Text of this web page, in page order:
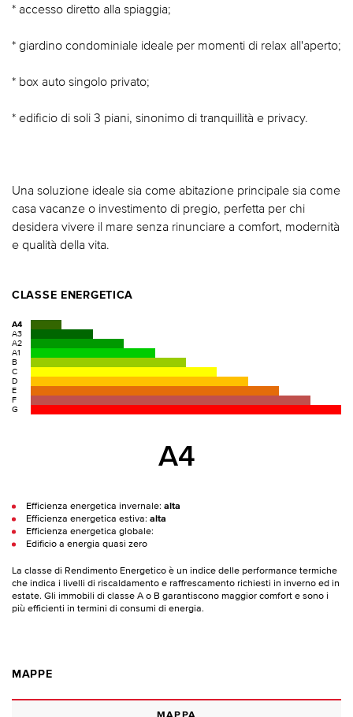
* accesso diretto alla spiaggia;
* giardino condominiale ideale per momenti di relax all'aperto;
* box auto singolo privato;
* edificio di soli 3 piani, sinonimo di tranquillità e privacy.
Una soluzione ideale sia come abitazione principale sia come
casa vacanze o investimento di pregio, perfetta per chi
desidera vivere il mare senza rinunciare a comfort, modernità
e qualità della vita.
CLASSE ENERGETICA
A4
A3
A2
A1
B
C
D
E
F
G
A4
Efficienza energetica invernale: alta
Efficienza energetica estiva: alta
Efficienza energetica globale:
Edificio a energia quasi zero
La classe di Rendimento Energetico è un indice delle performance termiche
che indica i livelli di riscaldamento e raffrescamento richiesti in inverno ed in
estate. Gli immobili di classe A o B garantiscono maggior comfort e sono i
più efficienti in termini di consumi di energia.
MAPPE
MAPPA